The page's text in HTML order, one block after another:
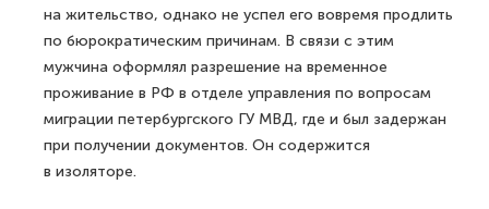
на жительство, однако не успел его вовремя продлить
по бюрократическим причинам. В связи с этим
мужчина оформлял разрешение на временное
проживание в РФ в отделе управления по вопросам
миграции петербургского ГУ МВД, где и был задержан
при получении документов. Он содержится
в изоляторе.